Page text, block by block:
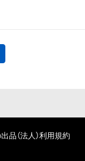
品（法人）利用規約